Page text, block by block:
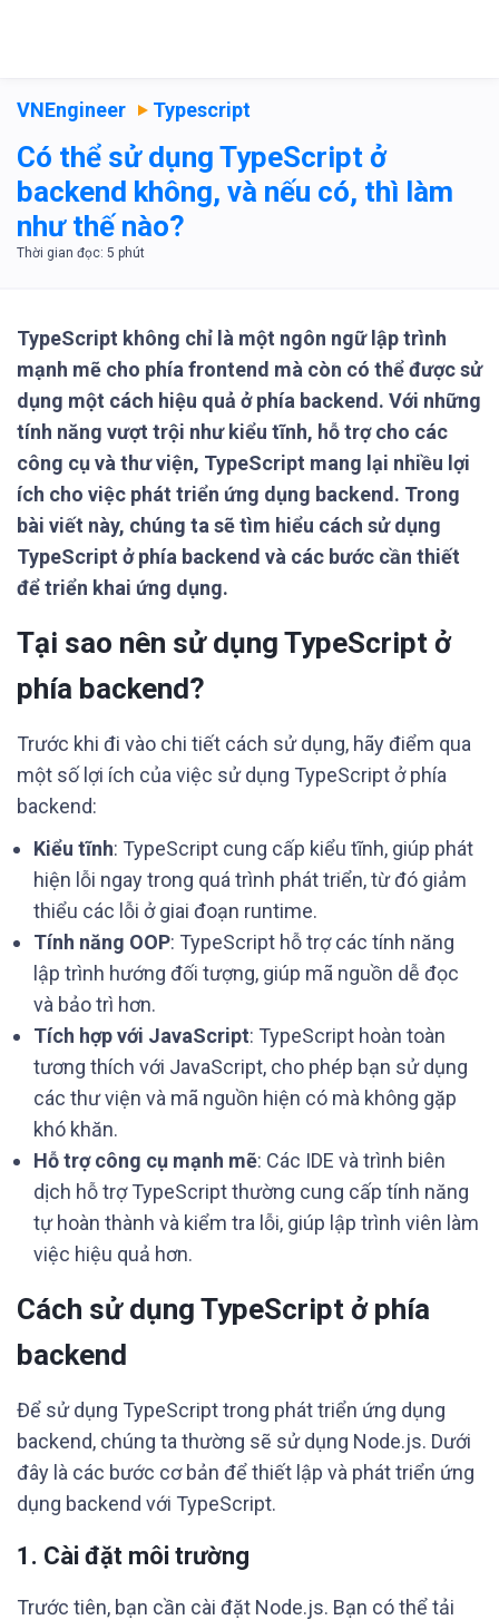
VNEngineer Typescript
Có thể sử dụng TypeScript ở
backend không, và nếu có, thì làm
như thế nào?
TypeScript không chỉ là một ngôn ngữ lập trình
mạnh mẽ cho phía frontend mà còn có thể được sử
dụng một cách hiệu quả ở phía backend. Với những
tính năng vượt trội như kiểu tĩnh, hỗ trợ cho các
công cụ và thư viện, TypeScript mang lại nhiều lợi
ích cho việc phát triển ứng dụng backend. Trong
bài viết này, chúng ta sẽ tìm hiểu cách sử dụng
TypeScript ở phía backend và các bước cần thiết
để triển khai ứng dụng.
Tại sao nên sử dụng TypeScript ở
phía backend?
Trước khi đi vào chi tiết cách sử dụng, hãy điểm qua
một số lợi ích của việc sử dụng TypeScript ở phía
backend:
Kiểu tĩnh: TypeScript cung cấp kiểu tĩnh, giúp phát
hiện lỗi ngay trong quá trình phát triển, từ đó giảm
thiểu các lỗi ở giai đoạn runtime.
Tính năng OOP: TypeScript hỗ trợ các tính năng
lập trình hướng đối tượng, giúp mã nguồn dễ đọc
và bảo trì hơn.
Tích hợp với JavaScript: TypeScript hoàn toàn
tương thích với JavaScript, cho phép bạn sử dụng
các thư viện và mã nguồn hiện có mà không gặp
khó khăn.
Hỗ trợ công cụ mạnh mẽ: Các IDE và trình biên
dịch hỗ trợ TypeScript thường cung cấp tính năng
tự hoàn thành và kiểm tra lỗi, giúp lập trình viên làm
việc hiệu quả hơn.
Cách sử dụng TypeScript ở phía
backend
Để sử dụng TypeScript trong phát triển ứng dụng
backend, chúng ta thường sẽ sử dụng Node.js. Dưới
đây là các bước cơ bản để thiết lập và phát triển ứng
dụng backend với TypeScript.
1. Cài đặt môi trường
Trước tiên, bạn cần cài đặt Node.js. Bạn có thể tải